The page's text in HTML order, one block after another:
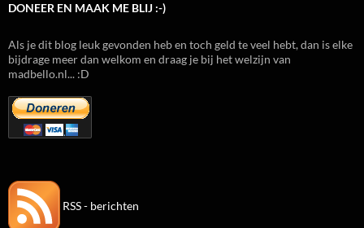
DONEER EN MAAK ME BLIJ :-)
Als je dit blog leuk gevonden heb en toch geld te veel hebt, dan is elke
bijdrage meer dan welkom en draag je bij het welzijn van
madbello.nl... :D
RSS - berichten